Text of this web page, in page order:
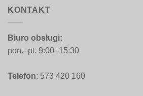
KONTAKT
Biuro obsługi:
pon.–pt. 9:00–15:30
Telefon: 573 420 160